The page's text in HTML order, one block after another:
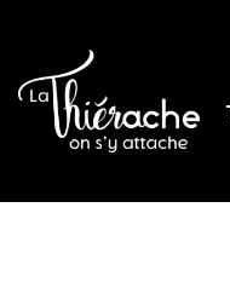
Accueil› Séjourner
de Romarin, ortie,